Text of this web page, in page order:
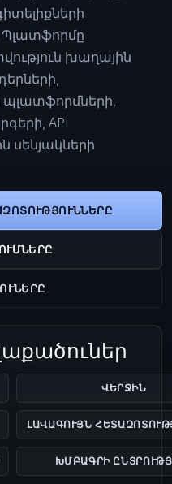
խաղային
API
սենյակների
ՎԵՐՋԻՆ
ԼԱՎԱԳՈՒՅՆ
ԽՄԲԱԳՐԻ